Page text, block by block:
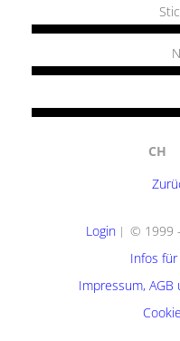
CH
Login
© 1999
Infos
Impressum,